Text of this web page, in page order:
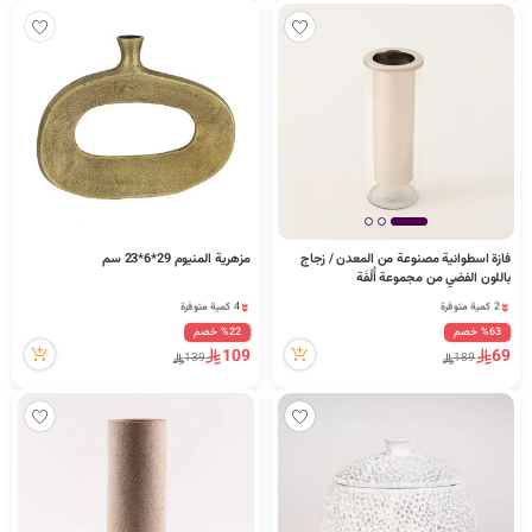
فازة اسطوانية مصنوعة من المعدن / زجاج
باللون الفضي من مجموعة أُلْفَة
11.5*11.5*31 سم
2 كمية متوفرة
3 مشاهدة مؤخراً
2 كمية متوفرة
%63 خصم
69
189
مزهرية المنيوم 29*6*23 سم
4 كمية متوفرة
9 مشاهدة مؤخراً
4 كمية متوفرة
%22 خصم
109
139